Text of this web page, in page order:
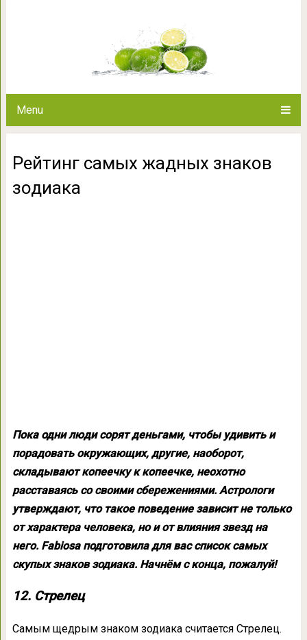
Menu
Рейтинг самых жадных знаков
зодиака
Пока одни люди сорят деньгами, чтобы удивить и
порадовать окружающих, другие, наоборот,
складывают копеечку к копеечке, неохотно
расставаясь со своими сбережениями. Астрологи
утверждают, что такое поведение зависит не только
от характера человека, но и от влияния звезд на
него. Fabiosa подготовила для вас список самых
скупых знаков зодиака. Начнём с конца, пожалуй!
12. Стрелец
Самым щедрым знаком зодиака считается Стрелец.